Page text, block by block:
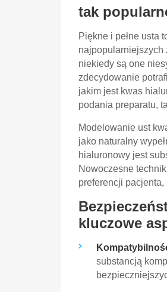
tak
Piękne i pełne usta
najpopularniejszych
niekiedy są one
zdecydowanie
jakim jest kwas
podania preparatu,
Modelowanie ust
jako naturalny
hialuronowy jest
Nowoczesne
preferencji
kluczowe
substancją